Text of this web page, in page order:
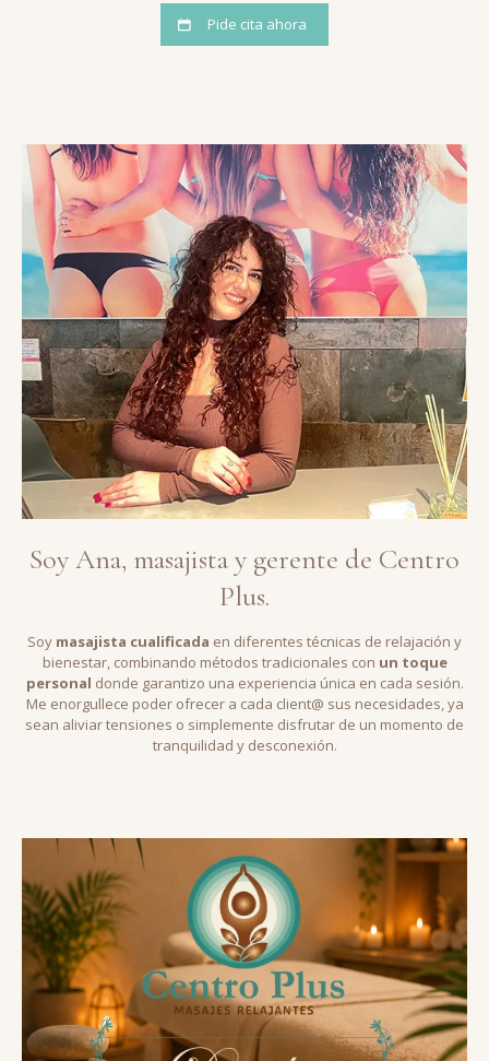
Pide cita ahora
Soy Ana, masajista y gerente de Centro
Plus.
Soy masajista cualificada en diferentes técnicas de relajación y
bienestar, combinando métodos tradicionales con un toque
personal donde garantizo una experiencia única en cada sesión.
Me enorgullece poder ofrecer a cada client@ sus necesidades, ya
sean aliviar tensiones o simplemente disfrutar de un momento de
tranquilidad y desconexión.